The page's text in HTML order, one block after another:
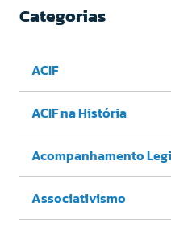
Categorias
ACIF
ACIF na História
Acompanhamento
Associativismo